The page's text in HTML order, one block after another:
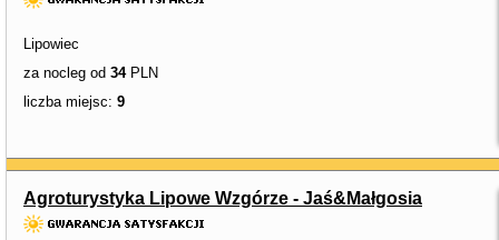
Lipowiec
za nocleg od 34PLN
liczba miejsc: 9
Agroturystyka Lipowe Wzgórze - Jaś&Małgosia